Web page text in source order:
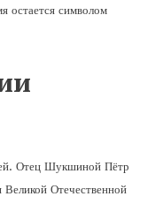
остается символом
Отец Шукшиной Пётр
Отечественной